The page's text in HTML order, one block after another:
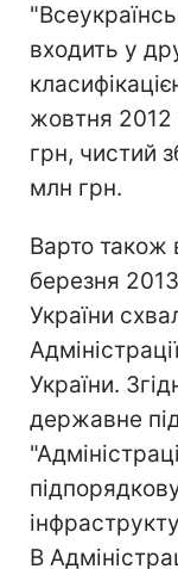
входить у
жовтня 2012
грн, чистий
млн грн.
Варто також
березня 2013
України
України.
державне
В